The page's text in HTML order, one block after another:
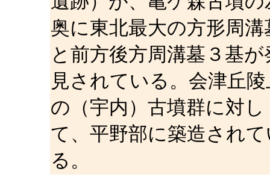
奥に東北最大の方形周溝
と前方後方周溝墓３基が
見されている。会津丘
の（宇内）古墳群に対し
て、平野部に築造され
る。